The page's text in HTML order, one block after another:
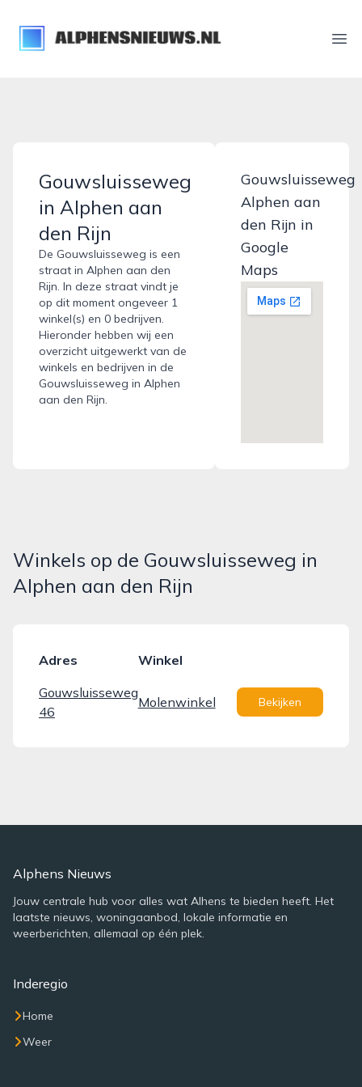
alphensnieuws.nl
Gouwsluisseweg
in Alphen aan
den Rijn
De Gouwsluisseweg is een
straat in Alphen aan den
Rijn. In deze straat vindt je
op dit moment ongeveer 1
winkel(s) en 0 bedrijven.
Hieronder hebben wij een
overzicht uitgewerkt van de
winkels en bedrijven in de
Gouwsluisseweg in Alphen
aan den Rijn.
Gouwsluisseweg
Alphen aan
den Rijn in
Google
Maps
Winkels op de Gouwsluisseweg in
Alphen aan den Rijn
Adres
Winkel
Gouwsluisseweg
46
Molenwinkel Bekijken
Alphens Nieuws
Jouw centrale hub voor alles wat Alhens te bieden heeft. Het
laatste nieuws, woningaanbod, lokale informatie en
weerberichten, allemaal op één plek.
Inderegio
Home
Weer